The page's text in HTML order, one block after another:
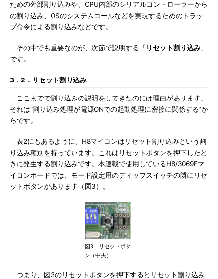
ための外部割り込みや、CPU内部のシリアルコントローラーから
の割り込み、OSのシステムコールなどを実現するためのトラッ
プ命令による割り込みなどです。
その中でも重要なのが、次節で説明する「 リセット割り込み 」
です。
3．2．リセット割り込み
ここまでで割り込みの説明をしてきたのには理由があります。
それは“割り込み処理が電源ONでの起動処理に密接に関係する”か
らです。
表2にもあるように、H8マイコンはリセット割り込みという割
り込み種別を持っています。これはリセットボタンを押下したと
きに発生する割り込みです。本連載で使用しているH8/3069Fマ
イコンボードでは、モード設定用のディップスイッチの隣にリセ
ットボタンがあります（図3）。
図3 リセットボタ
ン（中央）
つまり、図3のリセットボタンを押下するとリセット割り込み